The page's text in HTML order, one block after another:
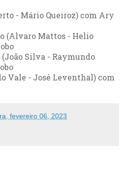
- Mário Queiroz) com Ary
(Alvaro Mattos - Helio
Silva - Raymundo
Vale - José Leventhal) com
fevereiro 06, 2023